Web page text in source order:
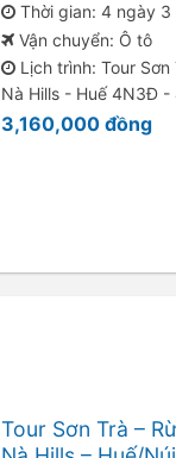
Thời gian: 4 ngày 3
Vận chuyển: Ô tô
Lịch trình: Tour
Nà Hills - Huế 4N3Đ -
3,160,000 đồng
Tour Sơn Trà –